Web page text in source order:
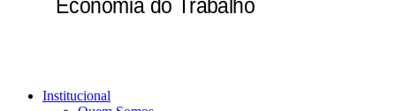
Institucional